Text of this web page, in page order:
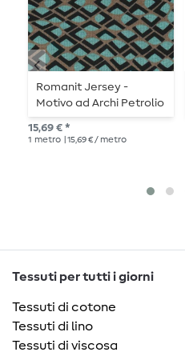
Romanit Jersey -
Motivo ad Archi Petrolio
15,69 € *
1 metro | 15,69 € / metro
Tessuti per tutti i giorni
Tessuti di cotone
Tessuti di lino
Tessuti di viscosa